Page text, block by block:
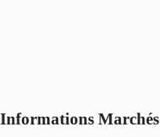
Informations Marchés